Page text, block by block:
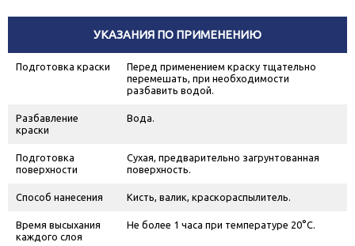
УКАЗАНИЯ ПО ПРИМЕНЕНИЮ
Подготовка краски
Перед применением краску тщательно
перемешать, при необходимости
разбавить водой.
Разбавление
краски
Вода.
Подготовка
поверхности
Сухая, предварительно загрунтованная
поверхность.
Способ нанесения Кисть, валик, краскораспылитель.
Время высыхания
каждого слоя
Не более 1 часа при температуре 20°С.